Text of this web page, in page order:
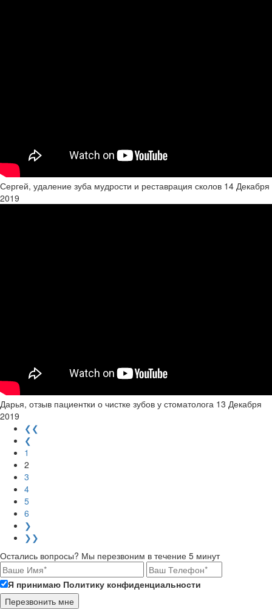
Сергей, удаление зуба мудрости и реставрация сколов 14 Декабря
2019
Дарья, отзыв пациентки о чистке зубов у стоматолога 13 Декабря
2019
❮❮
❮
1
2
3
4
5
6
❯
❯❯
Остались вопросы? Мы перезвоним в течение 5 минут
Я принимаю Политику конфиденциальности